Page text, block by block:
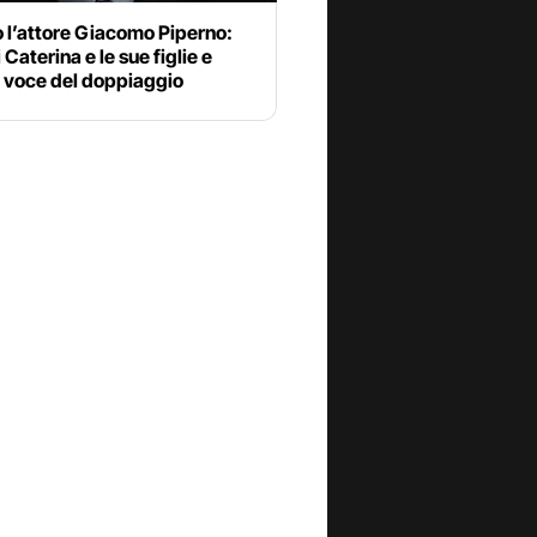
l’attore Giacomo Piperno:
e le sue figlie e
del doppiaggio